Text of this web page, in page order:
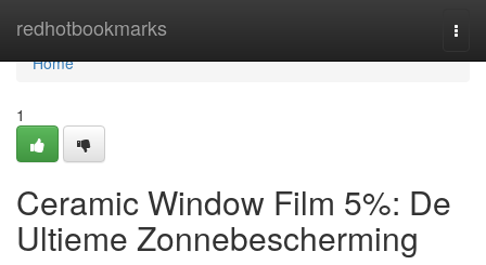
redhotbookmarks
Home
Home
1
Ceramic Window Film 5%: De
Ultieme Zonnebescherming